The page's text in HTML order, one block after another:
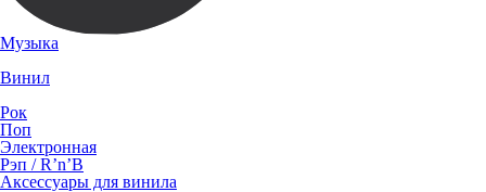
Музыка
Винил
Рок
Поп
Электронная
Рэп / R’n’B
Аксессуары для винила